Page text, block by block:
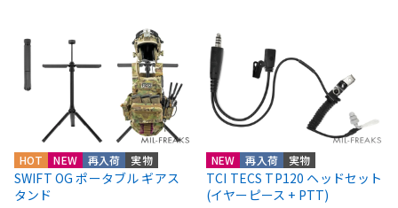
HOT NEW 再入荷 実物
SWIFT OG ポータブル ギアス
タンド
NEW 再入荷 実物
TCI TECS TP120 ヘッドセット
(イヤーピース + PTT)